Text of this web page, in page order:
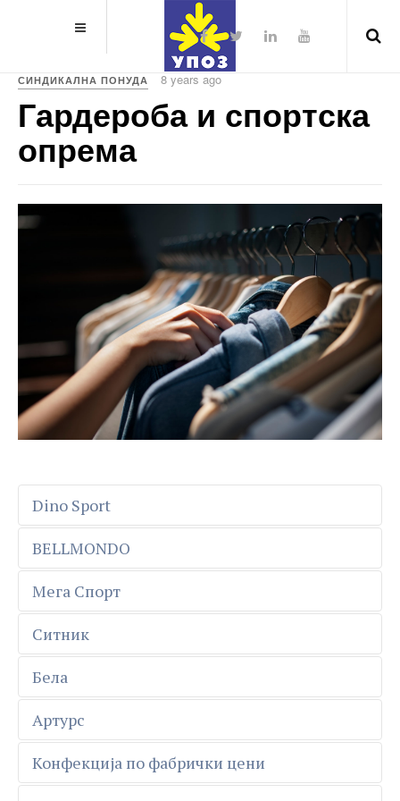
СИНДИКАЛНА ПОНУДА 8 years ago
Гардероба и спортска
опрема
Dino Sport
BELLMONDO
Мега Спорт
Ситник
Бела
Артурс
Конфекција по фабрички цени